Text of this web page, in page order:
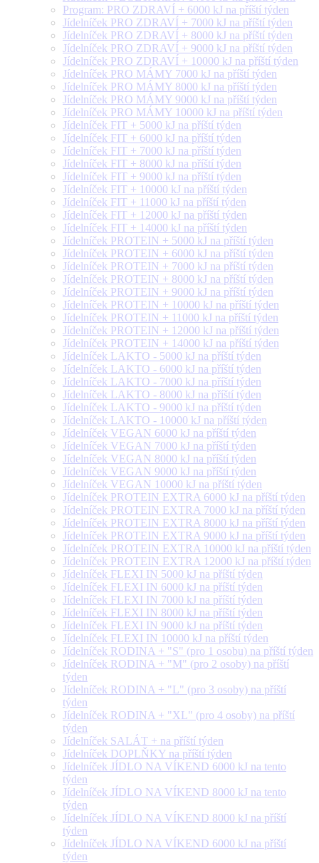
Program: PRO ZDRAVÍ + 6000 kJ na příští týden
Jídelníček PRO ZDRAVÍ + 7000 kJ na příští týden
Jídelníček PRO ZDRAVÍ + 8000 kJ na příští týden
Jídelníček PRO ZDRAVÍ + 9000 kJ na příští týden
Jídelníček PRO ZDRAVÍ + 10000 kJ na příští týden
Jídelníček PRO MÁMY 7000 kJ na příští týden
Jídelníček PRO MÁMY 8000 kJ na příští týden
Jídelníček PRO MÁMY 9000 kJ na příští týden
Jídelníček PRO MÁMY 10000 kJ na příští týden
Jídelníček FIT + 5000 kJ na příští týden
Jídelníček FIT + 6000 kJ na příští týden
Jídelníček FIT + 7000 kJ na příští týden
Jídelníček FIT + 8000 kJ na příští týden
Jídelníček FIT + 9000 kJ na příští týden
Jídelníček FIT + 10000 kJ na příští týden
Jídelníček FIT + 11000 kJ na příští týden
Jídelníček FIT + 12000 kJ na příští týden
Jídelníček FIT + 14000 kJ na příští týden
Jídelníček PROTEIN + 5000 kJ na příští týden
Jídelníček PROTEIN + 6000 kJ na příští týden
Jídelníček PROTEIN + 7000 kJ na příští týden
Jídelníček PROTEIN + 8000 kJ na příští týden
Jídelníček PROTEIN + 9000 kJ na příští týden
Jídelníček PROTEIN + 10000 kJ na příští týden
Jídelníček PROTEIN + 11000 kJ na příští týden
Jídelníček PROTEIN + 12000 kJ na příští týden
Jídelníček PROTEIN + 14000 kJ na příští týden
Jídelníček LAKTO - 5000 kJ na příští týden
Jídelníček LAKTO - 6000 kJ na příští týden
Jídelníček LAKTO - 7000 kJ na příští týden
Jídelníček LAKTO - 8000 kJ na příští týden
Jídelníček LAKTO - 9000 kJ na příští týden
Jídelníček LAKTO - 10000 kJ na příští týden
Jídelníček VEGAN 6000 kJ na příští týden
Jídelníček VEGAN 7000 kJ na příští týden
Jídelníček VEGAN 8000 kJ na příští týden
Jídelníček VEGAN 9000 kJ na příští týden
Jídelníček VEGAN 10000 kJ na příští týden
Jídelníček PROTEIN EXTRA 6000 kJ na příští týden
Jídelníček PROTEIN EXTRA 7000 kJ na příští týden
Jídelníček PROTEIN EXTRA 8000 kJ na příští týden
Jídelníček PROTEIN EXTRA 9000 kJ na příští týden
Jídelníček PROTEIN EXTRA 10000 kJ na příští týden
Jídelníček PROTEIN EXTRA 12000 kJ na příští týden
Jídelníček FLEXI IN 5000 kJ na příští týden
Jídelníček FLEXI IN 6000 kJ na příští týden
Jídelníček FLEXI IN 7000 kJ na příští týden
Jídelníček FLEXI IN 8000 kJ na příští týden
Jídelníček FLEXI IN 9000 kJ na příští týden
Jídelníček FLEXI IN 10000 kJ na příští týden
Jídelníček RODINA + "S" (pro 1 osobu) na příští týden
Jídelníček RODINA + "M" (pro 2 osoby) na příští
týden
Jídelníček RODINA + "L" (pro 3 osoby) na příští
týden
Jídelníček RODINA + "XL" (pro 4 osoby) na příští
týden
Jídelníček SALÁT + na příští týden
Jídelníček DOPLŇKY na příští týden
Jídelníček JÍDLO NA VÍKEND 6000 kJ na tento
týden
Jídelníček JÍDLO NA VÍKEND 8000 kJ na tento
týden
Jídelníček JÍDLO NA VÍKEND 8000 kJ na příští
týden
Jídelníček JÍDLO NA VÍKEND 6000 kJ na příští
týden